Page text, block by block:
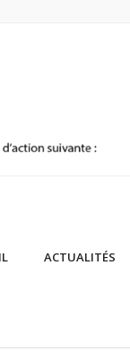
ACTUALITÉS